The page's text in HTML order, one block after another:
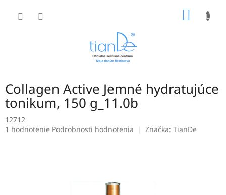
Collagen Active Jemné hydratujúce
tonikum, 150 g_11.0b
12712
Priemerné
1 hodnotenie Podrobnosti hodnotenia Značka: TianDe